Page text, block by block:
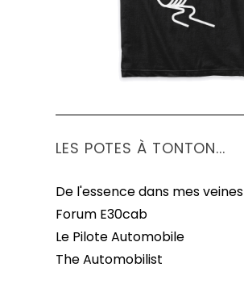
LES POTES À TONTON...
De l'essence dans mes veines
Forum E30cab
Le Pilote Automobile
The Automobilist